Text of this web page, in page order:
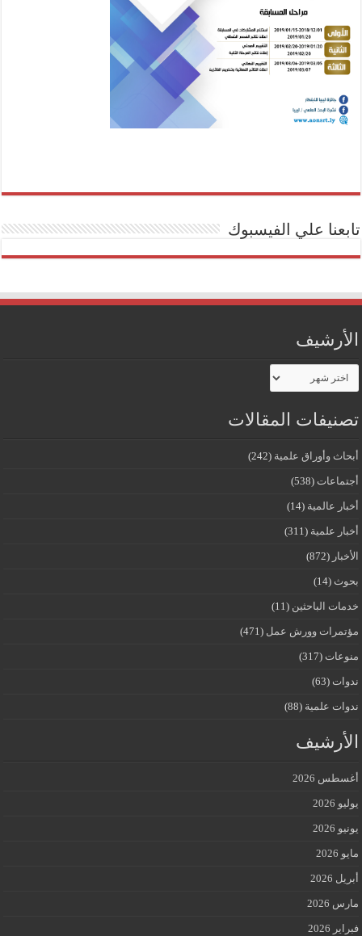
تابعنا علي الفيسبوك
الأرشيف
الأرشيف
تصنيفات المقالات
أبحاث وأوراق علمية (242)
أجتماعات (538)
أخبار عالمية (14)
أخبار علمية (311)
الأخبار (872)
بحوث (14)
خدمات الباحثين (11)
مؤتمرات وورش عمل (471)
منوعات (317)
ندوات (63)
ندوات علمية (88)
الأرشيف
أغسطس 2026
يوليو 2026
يونيو 2026
مايو 2026
أبريل 2026
مارس 2026
فبراير 2026